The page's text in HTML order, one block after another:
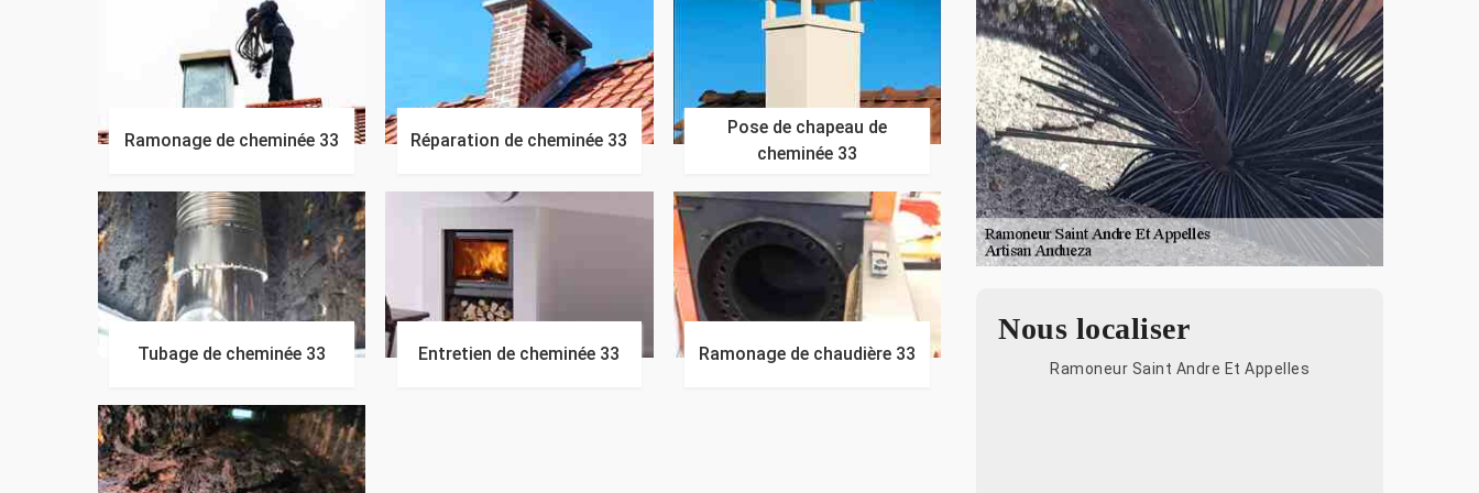
Ramonage de cheminée 33 Réparation de cheminée 33
Pose de chapeau de
cheminée 33
Tubage de cheminée 33 Entretien de cheminée 33 Ramonage de chaudière 33
Nous localiser
Ramoneur Saint Andre Et Appelles